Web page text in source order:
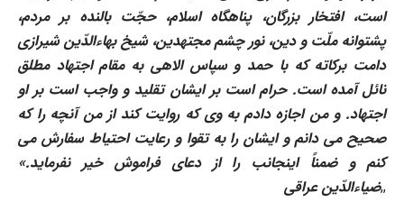
است، افتخار بزرگان، پناهگاه اسلام، حجّت بالنده بر مردم،
پشتوانه ملّت و دین، نور چشم مجتهدین، شیخ بهاءالدّین شیرازى
دامت برکاته که با حمد و سپاس الاهى به مقام اجتهاد مطلق
نائل آمده است. حرام است بر ایشان تقلید و واجب است بر او
اجتهاد. و من اجازه دادم به وى که روایت کند از من آنچه را که
صحیح مى دانم و ایشان را به تقوا و رعایت احتیاط سفارش مى
کنم و ضمناً اینجانب را از دعاى فراموش خیر نفرماید.»
,,ضیاءالدّین عراقى